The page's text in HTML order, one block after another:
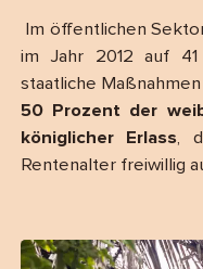
Im öffentlichen
im Jahr 2012 auf
staatliche
50 Prozent der
königlicher Erlass,
Rentenalter freiwillig